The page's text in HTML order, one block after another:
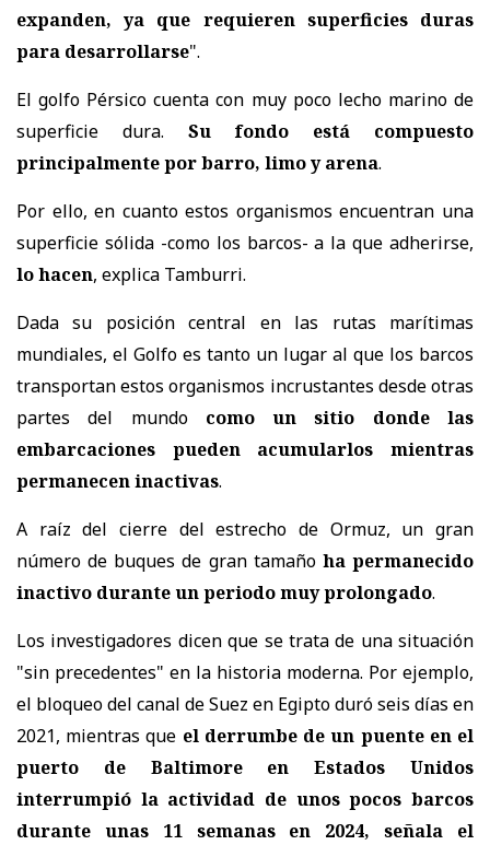
expanden, ya que requieren superficies duras
para desarrollarse".
El golfo Pérsico cuenta con muy poco lecho marino de
superficie dura. Su fondo está compuesto
principalmente por barro, limo y arena.
Por ello, en cuanto estos organismos encuentran una
superficie sólida -como los barcos- a la que adherirse,
lo hacen, explica Tamburri.
Dada su posición central en las rutas marítimas
mundiales, el Golfo es tanto un lugar al que los barcos
transportan estos organismos incrustantes desde otras
partes del mundo como un sitio donde las
embarcaciones pueden acumularlos mientras
permanecen inactivas.
A raíz del cierre del estrecho de Ormuz, un gran
número de buques de gran tamaño ha permanecido
inactivo durante un periodo muy prolongado.
Los investigadores dicen que se trata de una situación
"sin precedentes" en la historia moderna. Por ejemplo,
el bloqueo del canal de Suez en Egipto duró seis días en
2021, mientras que el derrumbe de un puente en el
puerto de Baltimore en Estados Unidos
interrumpió la actividad de unos pocos barcos
durante unas 11 semanas en 2024, señala el